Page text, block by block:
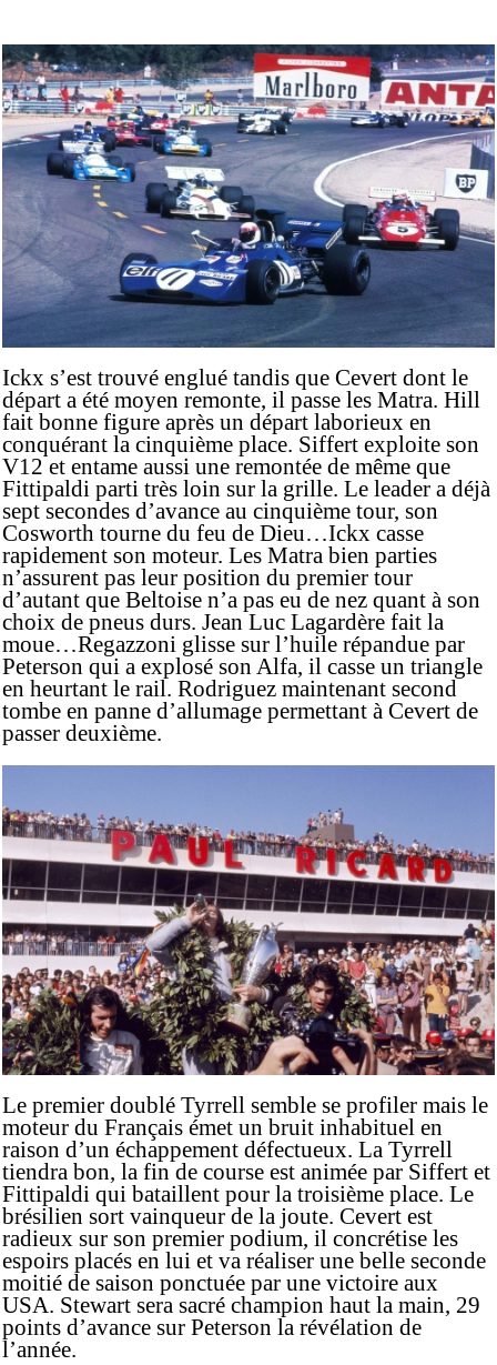
Ickx s’est trouvé englué tandis que Cevert dont le
départ a été moyen remonte, il passe les Matra. Hill
fait bonne figure après un départ laborieux en
conquérant la cinquième place. Siffert exploite son
V12 et entame aussi une remontée de même que
Fittipaldi parti très loin sur la grille. Le leader a déjà
sept secondes d’avance au cinquième tour, son
Cosworth tourne du feu de Dieu…Ickx casse
rapidement son moteur. Les Matra bien parties
n’assurent pas leur position du premier tour
d’autant que Beltoise n’a pas eu de nez quant à son
choix de pneus durs. Jean Luc Lagardère fait la
moue…Regazzoni glisse sur l’huile répandue par
Peterson qui a explosé son Alfa, il casse un triangle
en heurtant le rail. Rodriguez maintenant second
tombe en panne d’allumage permettant à Cevert de
passer deuxième.
Le premier doublé Tyrrell semble se profiler mais le
moteur du Français émet un bruit inhabituel en
raison d’un échappement défectueux. La Tyrrell
tiendra bon, la fin de course est animée par Siffert et
Fittipaldi qui bataillent pour la troisième place. Le
brésilien sort vainqueur de la joute. Cevert est
radieux sur son premier podium, il concrétise les
espoirs placés en lui et va réaliser une belle seconde
moitié de saison ponctuée par une victoire aux
USA. Stewart sera sacré champion haut la main, 29
points d’avance sur Peterson la révélation de
l’année.